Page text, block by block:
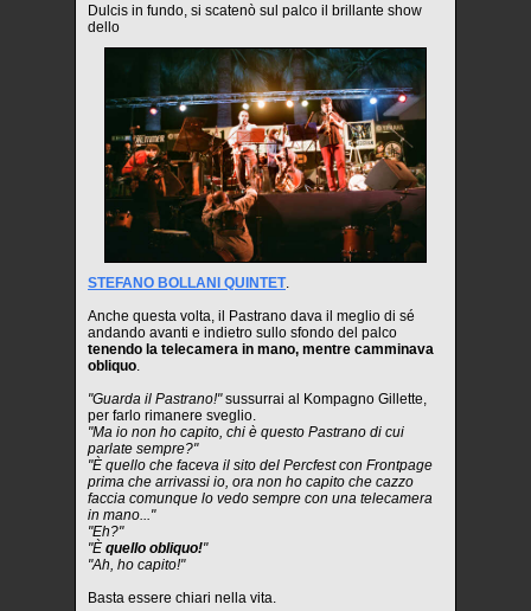
Dulcis in fundo, si scatenò sul palco il brillante show
dello
STEFANO BOLLANI QUINTET.
Anche questa volta, il Pastrano dava il meglio di sé
andando avanti e indietro sullo sfondo del palco
tenendo la telecamera in mano, mentre camminava
obliquo
"Guarda il Pastrano!"sussurrai al Kompagno Gillette,
per farlo rimanere sveglio.
"Ma io non ho capito, chi è questo Pastrano di cui
parlate sempre?"
"È quello che faceva il sito del Percfest con Frontpage
prima che arrivassi io, ora non ho capito che cazzo
faccia comunque lo vedo sempre con una telecamera
in mano..."
"Eh?"
"È quello obliquo!"
"Ah, ho capito!"
Basta essere chiari nella vita.